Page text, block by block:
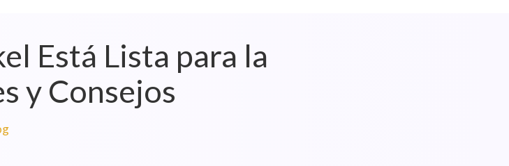
Está Lista para la
y Consejos